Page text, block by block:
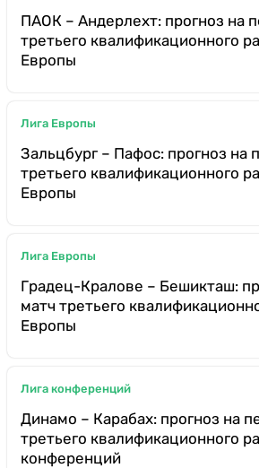
ПАОК – Андерлехт: прогноз на
третьего квалификационного
Европы
Лига Европы
Зальцбург – Пафос: прогноз на
третьего квалификационного
Европы
Лига Европы
Градец-Кралове – Бешикташ:
матч третьего
Европы
Лига конференций
Динамо – Карабах: прогноз на
третьего квалификационного
конференций